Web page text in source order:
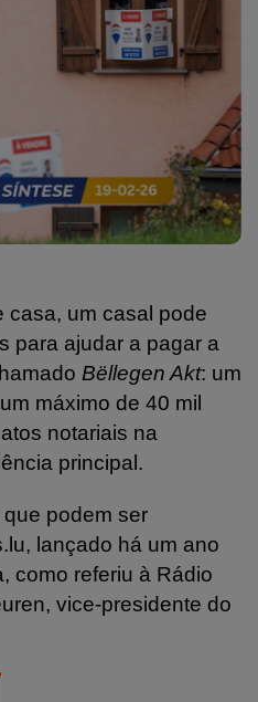
casa, um casal pode
para ajudar a pagar a
Bëllegen Akt: um
máximo de 40 mil
notariais na
principal.
podem ser
lançado há um ano
como referiu à Rádio
vice-presidente do